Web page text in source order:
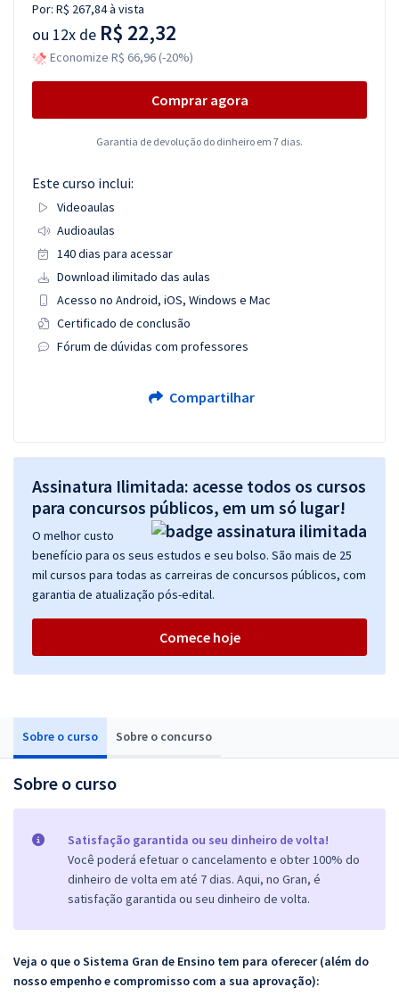
Sobre o curso Sobre o concurso
Sobre o curso
Satisfação garantida ou seu dinheiro de volta!
Você poderá efetuar o cancelamento e obter 100% do
dinheiro de volta em até 7 dias. Aqui, no Gran, é
satisfação garantida ou seu dinheiro de volta.
Veja o que o Sistema Gran de Ensino tem para oferecer (além do
nosso empenho e compromisso com a sua aprovação):
Por: R$ 267,84à vista
ou 12x de R$ 22,32
Economize R$ 66,96 (-20%)
Comprar agora
Garantia de devolução do dinheiro em 7 dias.
Este curso inclui:
Videoaulas
Audioaulas
140 dias para acessar
Download ilimitado das aulas
Acesso no Android, iOS, Windows e Mac
Certificado de conclusão
Fórum de dúvidas com professores
Compartilhar
Assinatura Ilimitada: acesse todos os cursos
para concursos públicos, em um só lugar!
O melhor custo
benefício para os seus estudos e seu bolso. São mais de 25
mil cursos para todas as carreiras de concursos públicos, com
garantia de atualização pós-edital.
Comece hoje